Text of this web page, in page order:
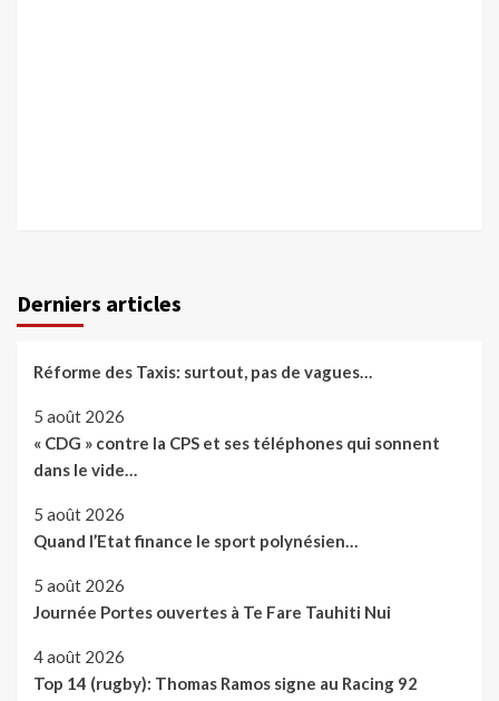
Derniers articles
Réforme des Taxis: surtout, pas de vagues…
5 août 2026
« CDG » contre la CPS et ses téléphones qui sonnent
dans le vide…
5 août 2026
Quand l’Etat finance le sport polynésien…
5 août 2026
Journée Portes ouvertes à Te Fare Tauhiti Nui
4 août 2026
Top 14 (rugby): Thomas Ramos signe au Racing 92